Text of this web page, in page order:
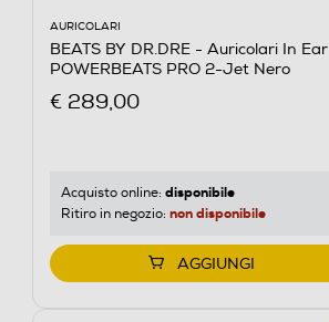
AURICOLARI
BEATS BY DR.DRE - Auricolari In Ear
POWERBEATS PRO 2-Jet Nero
€ 289,00
Acquisto online: disponibile
Ritiro in negozio: non disponibile
AGGIUNGI